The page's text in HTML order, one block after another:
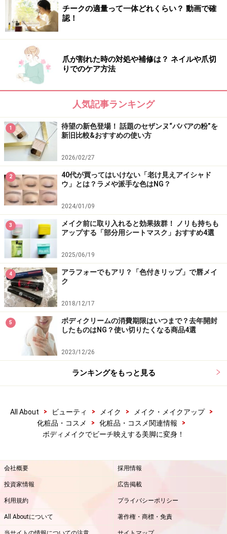
チークの適量って一体どれくらい？ 動画で確
認！
爪が割れた時の対処や補修は？ ネイルや爪切
りでのケア方法
人気記事ランキング
1
待望の新色登場！ 話題のセザンヌ“ババアの粉”を
新旧比較&おすすめの使い方
2026/02/27
2
40代が買ってはいけない「老け見えアイシャド
ウ」とは？ラメや派手な色はNG？
2024/01/09
3
メイク前に取り入れると効果抜群！ ノリも持ちも
アップする「部分用シートマスク」おすすめ4選
2025/06/19
4
アラフォーでもアリ？「色付きリップ」で唇メイ
ク
2018/12/17
5
ボディクリームの消費期限はいつまで？去年開封
したものはNG？使い切りたくなる商品4選
2023/12/26
ランキングをもっと見る
All About > ビューティ > メイク > メイク・メイクアップ
>
化粧品・コスメ
> 化粧品・コスメ関連情報
>
ボディメイクでビーチ映えする美脚に変身！
会社概要 採用情報
投資家情報 広告掲載
利用規約 プライバシーポリシー
All Aboutについて 著作権・商標・免責